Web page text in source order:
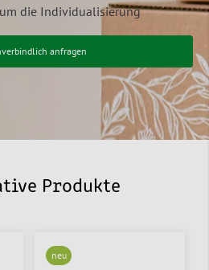
die Individualisierung
anfragen
Produkte
neu